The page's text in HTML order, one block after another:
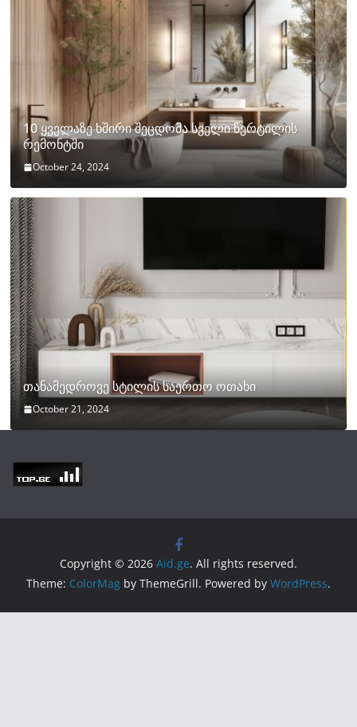
10 ყველაზე ხშირი შეცდომა სველი წერტილის
რემონტში
October 24, 2024
თანამედროვე სტილის საერთო ოთახი
October 21, 2024
Copyright © 2026 Aid.ge. All rights reserved.
Theme: ColorMag by ThemeGrill. Powered by WordPress.